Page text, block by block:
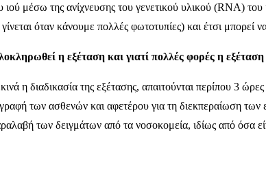
ιού μέσω της ανίχνευσης του γενετικού υλικού (RNA)
όταν κάνουμε πολλές φωτοτυπίες) και έτσι μπορεί
η εξέταση και γιατί πολλές φορές η εξέταση
η διαδικασία της εξέτασης, απαιτούνται περίπου 3
των ασθενών και αφετέρου για τη διεκπεραίωση
των δειγμάτων από τα νοσοκομεία, ιδίως από όσα